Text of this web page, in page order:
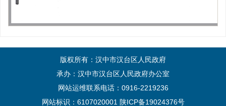
版权所有：汉中市汉台区人民政府
承办：汉中市汉台区人民政府办公室
网站运维联系电话：0916-2219236
网站标识：6107020001 陕ICP备19024376号